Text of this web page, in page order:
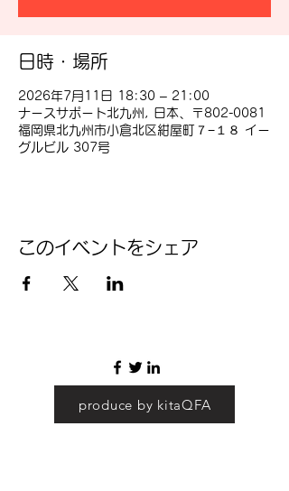
日時・場所
2026年7月11日 18:30 – 21:00
ナースサポート北九州, 日本、〒802-0081
福岡県北九州市小倉北区紺屋町７−１８ イー
グルビル 307号
このイベントをシェア
produce by kitaQFA